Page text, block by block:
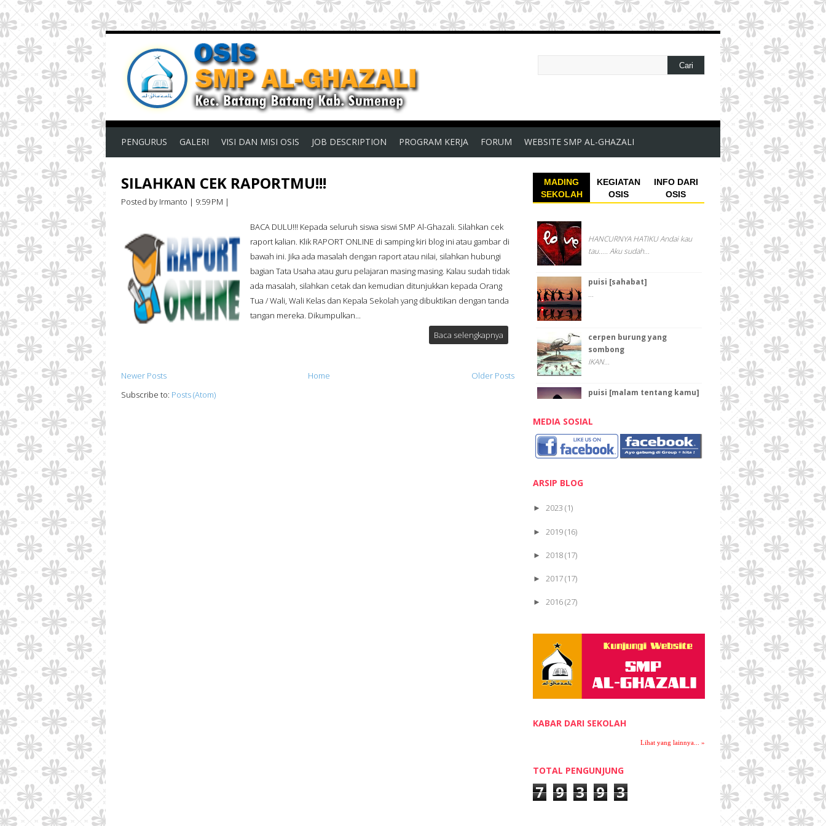
PENGURUS GALERI VISI DAN MISI OSIS JOB DESCRIPTION PROGRAM KERJA FORUM WEBSITE SMP AL-GHAZALI
SILAHKAN CEK RAPORTMU!!!
Posted by Irmanto | 9:59 PM |
BACA DULU!!! Kepada seluruh siswa siswi SMP Al-Ghazali. Silahkan cek
raport kalian. Klik RAPORT ONLINE di samping kiri blog ini atau gambar di
bawah ini. Jika ada masalah dengan raport atau nilai, silahkan hubungi
bagian Tata Usaha atau guru pelajaran masing masing. Kalau sudah tidak
ada masalah, silahkan cetak dan kemudian ditunjukkan kepada Orang
Tua / Wali, Wali Kelas dan Kepala Sekolah yang dibuktikan dengan tanda
tangan mereka. Dikumpulkan...
Baca selengkapnya
Newer Posts Older Posts
Home
Subscribe to: Posts (Atom)
MADING
SEKOLAH
KEGIATAN
OSIS
INFO DARI
OSIS
HANCURNYA HATIKU Andai kau
tau….. Aku sudah...
puisi [sahabat]
...
cerpen burung yang
sombong
IKAN...
puisi [malam tentang kamu]
PAHLAWAN
Pahlawan Karena pahlawan kita
MEDIA SOSIAL
ARSIP BLOG
► 2023 (1)
► 2019(16)
► 2018(17)
► 2017(17)
► 2016(27)
2014
▼December 2014
SILAHKAN CEK RAPORTMU!!!
►February 2014 (3)
KABAR DARI SEKOLAH
Lihat yang lainnya... »
TOTAL PENGUNJUNG
7 9 3 9 3